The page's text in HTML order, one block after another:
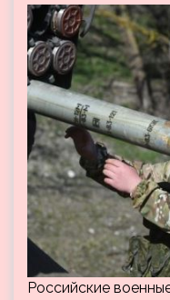
Российские